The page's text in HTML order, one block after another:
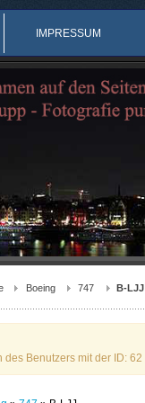
IMPRESSUM
Boeing 747 B-LJJ
Benutzers mit der ID: 62